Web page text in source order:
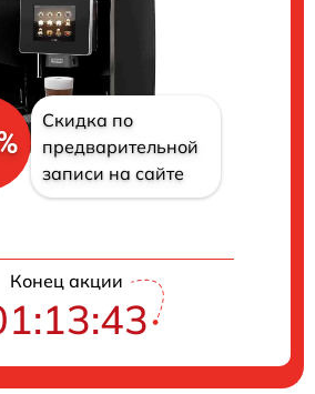
Скидка по
предварительной
записи на сайте
Конец акции